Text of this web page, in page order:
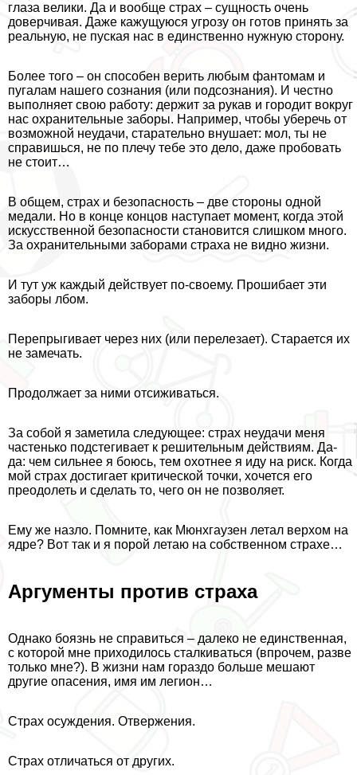
глаза велики. Да и вообще страх – сущность очень
доверчивая. Даже кажущуюся угрозу он готов принять за
реальную, не пуская нас в единственно нужную сторону.
Более того – он способен верить любым фантомам и
пугалам нашего сознания (или подсознания). И честно
выполняет свою работу: держит за рукав и городит вокруг
нас охранительные заборы. Например, чтобы уберечь от
возможной неудачи, старательно внушает: мол, ты не
справишься, не по плечу тебе это дело, даже пробовать
не стоит…
В общем, страх и безопасность – две стороны одной
медали. Но в конце концов наступает момент, когда этой
искусственной безопасности становится слишком много.
За охранительными заборами стpaxa не видно жизни.
И тут уж каждый действует по-своему. Прошибает эти
заборы лбом.
Перепрыгивает через них (или перелезает). Старается их
не замечать.
Продолжает за ними отсиживаться.
За собой я заметила следующее: страх неудачи меня
частенько подстегивает к решительным действиям. Да-
да: чем сильнее я боюсь, тем охотнее я иду на риск. Когда
мой страх достигает критической точки, хочется его
преодолеть и сделать то, чего он не позволяет.
Ему же назло. Помните, как Мюнхгаузен летал верхом на
ядре? Вот так и я порой летаю на собственном страхе…
Аргументы против стpaxa
Однако боязнь не справиться – далеко не единственная,
с которой мне приходилось сталкиваться (впрочем, разве
только мне?). В жизни нам гораздо больше мешают
другие опасения, имя им легион…
Страх осуждения. Отвержения.
Страх отличаться от других.